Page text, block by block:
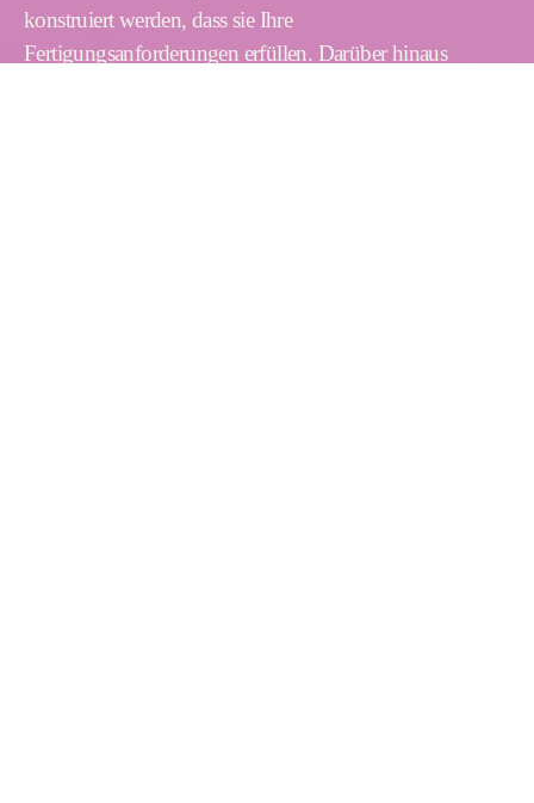
konstruiert werden, dass sie Ihre
Fertigungsanforderungen erfüllen. Darüber hinaus